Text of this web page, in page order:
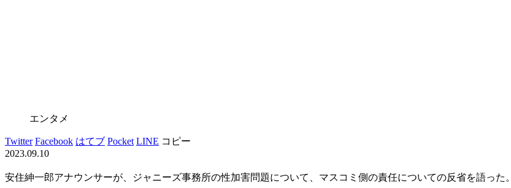
エンタメ
Twitter Facebook はてブ Pocket LINE コピー
2023.09.10
安住紳一郎アナウンサーが、ジャニーズ事務所の性加害問題について、マスコミ側の責任についての反省を語った。